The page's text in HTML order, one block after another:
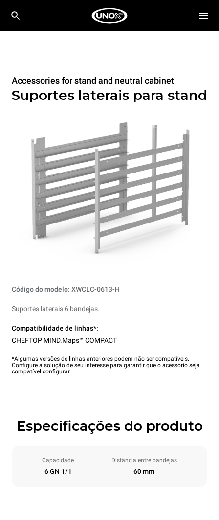
Accessories for stand and neutral cabinet
Suportes laterais para stand
Código do modelo: XWCLC-0613-H
Suportes laterais 6 bandejas.
Compatibilidade de linhas*:
CHEFTOP MIND.Maps™ COMPACT
*Algumas versões de linhas anteriores podem não ser compatíveis.
Configure a solução de seu interesse para garantir que o acessório seja
compatível.configurar
Especificações do produto
Capacidade
6 GN 1/1
Distância entre bandejas
60 mm